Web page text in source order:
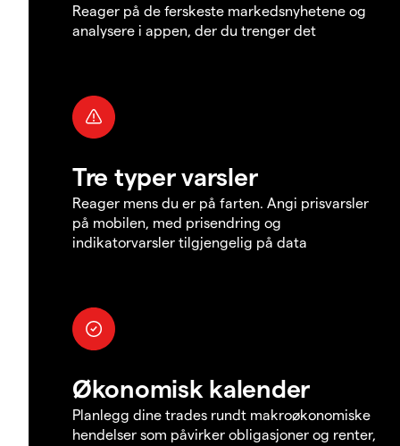
Reager på de ferskeste markedsnyhetene og
analysere i appen, der du trenger det
Tre typer varsler
Reager mens du er på farten. Angi prisvarsler
på mobilen, med prisendring og
indikatorvarsler tilgjengelig på data
Økonomisk kalender
Planlegg dine trades rundt makroøkonomiske
hendelser som påvirker obligasjoner og renter,